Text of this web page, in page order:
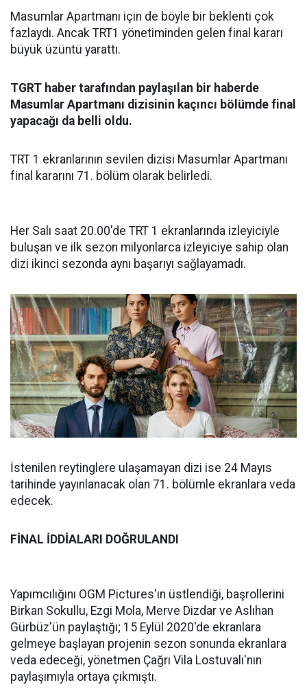
Masumlar Apartmanı için de böyle bir beklenti çok
fazlaydı. Ancak TRT1 yönetiminden gelen final kararı
büyük üzüntü yarattı.
TGRT haber tarafından paylaşılan bir haberde
Masumlar Apartmanı dizisinin kaçıncı bölümde final
yapacağı da belli oldu.
TRT 1 ekranlarının sevilen dizisi Masumlar Apartmanı
final kararını 71. bölüm olarak belirledi.
Her Salı saat 20.00'de TRT 1 ekranlarında izleyiciyle
buluşan ve ilk sezon milyonlarca izleyiciye sahip olan
dizi ikinci sezonda aynı başarıyı sağlayamadı.
İstenilen reytinglere ulaşamayan dizi ise 24 Mayıs
tarihinde yayınlanacak olan 71. bölümle ekranlara veda
edecek.
FİNAL İDDİALARI DOĞRULANDI
Yapımcılığını OGM Pictures'ın üstlendiği, başrollerini
Birkan Sokullu, Ezgi Mola, Merve Dizdar ve Aslıhan
Gürbüz'ün paylaştığı; 15 Eylül 2020'de ekranlara
gelmeye başlayan projenin sezon sonunda ekranlara
veda edeceği, yönetmen Çağrı Vila Lostuvalı'nın
paylaşımıyla ortaya çıkmıştı.